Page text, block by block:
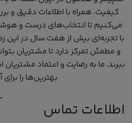
کیفیت، همراه با اطلاعات دقیق
می‌کنیم تا انتخاب‌های درست و
با تجربه‌ای بیش از هفت سال در این
و مطمئن تمرکز دارد تا مشتریان
ببرند. ما به رضایت و اعتماد
بهترین‌ها را
اطلاعات تماس